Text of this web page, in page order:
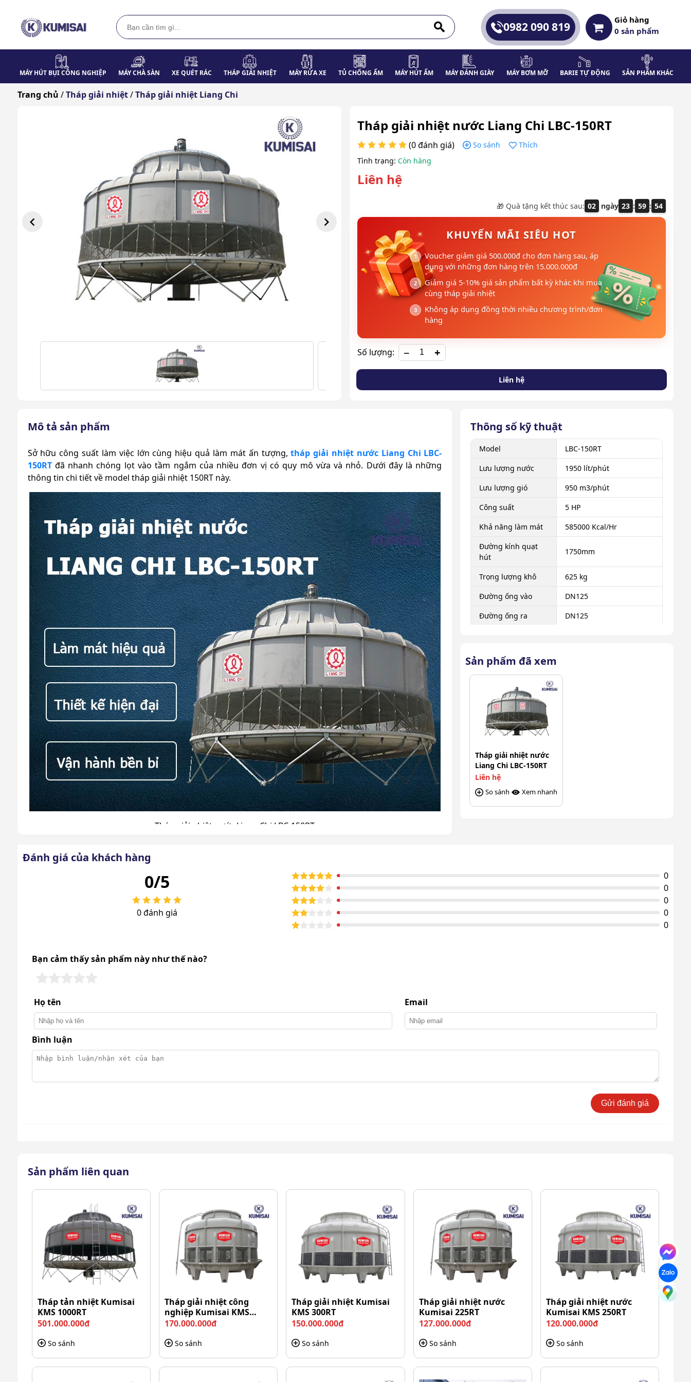
0982 090 819
Giỏ hàng
0sản phẩm
MÁY HÚT BỤI CÔNG NGHIỆP MÁY CHÀ SÀN XE QUÉT RÁC THÁP GIẢI NHIỆT MÁY RỬA XE TỦ CHỐNG ẨM MÁY HÚT ẨM MÁY ĐÁNH GIÀY MÁY BƠM MỠ BARIE TỰ ĐỘNG SẢN PHẨM KHÁC
Trang chủ / Tháp giải nhiệt / Tháp giải nhiệt Liang Chi
Tháp giải nhiệt nước Liang Chi LBC-150RT
(0 đánh giá) So sánh
Thích
Tình trạng: Còn hàng
Liên hệ
🎁 Quà tặng kết thúc sau: 02 ngày 23 : 59 : 53
KHUYẾN MÃI SIÊU HOT
Voucher giảm giá 500.000đ cho đơn hàng sau, áp
dụng với những đơn hàng trên 15.000.000đ
Giảm giá 5-10% giá sản phẩm bất kỳ khác khi mua
cùng tháp giải nhiệt
Không áp dụng đồng thời nhiều chương trình/đơn
hàng
Số lượng: +
Liên hệ
Mô tả sản phẩm
Sở hữu công suất làm việc lớn cùng hiệu quả làm mát ấn tượng,tháp giải nhiệt nước Liang Chi LBC-
150RTđã nhanh chóng lọt vào tầm ngắm của nhiều đơn vị có quy mô vừa và nhỏ. Dưới đây là những
thông tin chi tiết về model tháp giải nhiệt 150RT này.
Tháp giải nhiệt nước Liang Chi LBC-150RT
Ưu điểm nổi bật của tháp giải nhiệt nước Liang Chi LBC-150RT
công suất 150RT là thiết bị quan trọng trong các hệ thống làm mát công
nghiệp và được nhiều doanh nghiệp lựa chọn sử dụng bởi những ưu điểm nổi bật sau:
Tháp giải nhiệt 150RT Liang Chi có tính ứng dụng cao
Bền bỉ trước thời gian
Thông số kỹ thuật
Model
LBC-150RT
Lưu lượng nước
1950 lít/phút
Lưu lượng gió
950 m3/phút
Công suất
5 HP
Khả năng làm mát
585000 Kcal/Hr
Đường kính quạt
hút
1750mm
Trọng lượng khô
625 kg
Đường ống vào
DN125
Đường ống ra
DN125
Xuất xứ
Sản phẩm đã xem
Tháp giải nhiệt nước
Liang Chi LBC-150RT
Liên hệ
So sánh Xem nhanh
Đánh giá của khách hàng
0/5
0 đánh giá
0
0
0
0
0
Bạn cảm thấy sản phẩm này như thế nào?
Họ tên Email
Bình luận
Gửi đánh giá
Sản phẩm liên quan
Tháp tản nhiệt Kumisai
KMS 1000RT
501.000.000đ
So sánh
Tháp giải nhiệt công
nghiệp Kumisai KMS
350RT
170.000.000đ
So sánh
Tháp giải nhiệt Kumisai
KMS 300RT
150.000.000đ
So sánh
Tháp giải nhiệt nước
Kumisai 225RT
127.000.000đ
So sánh
Tháp giải nhiệt nước
Kumisai KMS 250RT
120.000.000đ
So sánh